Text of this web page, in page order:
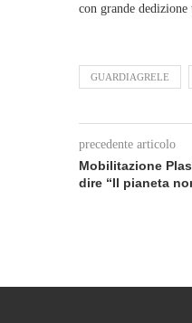
con grande
GUARDIAGRELE
precedente articolo
Mobilitazione
dire “Il pianeta